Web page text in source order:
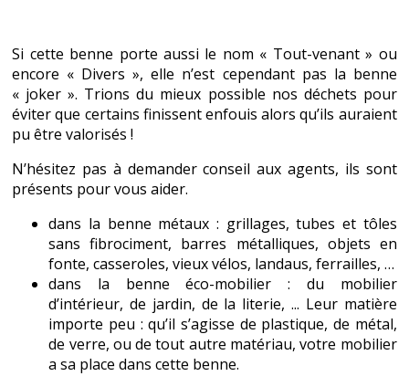
Si cette benne porte aussi le nom « Tout-venant » ou
encore « Divers », elle n’est cependant pas la benne
« joker ». Trions du mieux possible nos déchets pour
éviter que certains finissent enfouis alors qu’ils auraient
pu être valorisés !
N’hésitez pas à demander conseil aux agents, ils sont
présents pour vous aider.
dans la benne métaux : grillages, tubes et tôles
sans fibrociment, barres métalliques, objets en
fonte, casseroles, vieux vélos, landaus, ferrailles, …
dans la benne éco-mobilier : du mobilier
d’intérieur, de jardin, de la literie, ... Leur matière
importe peu : qu’il s’agisse de plastique, de métal,
de verre, ou de tout autre matériau, votre mobilier
a sa place dans cette benne.